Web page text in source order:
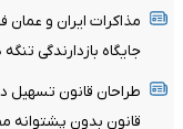
مذاکرات ایران و
جایگاه بازدارندگی
طراحان قانون تسهیل
قانون بدون پشتوانه